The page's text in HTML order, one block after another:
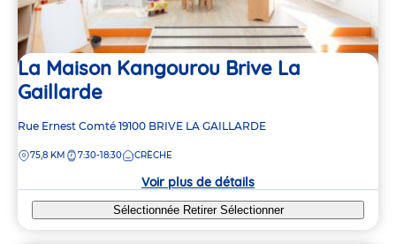
La Maison Kangourou Brive La
Gaillarde
Adresse
la
Rue Ernest Comté 19100 BRIVE LA GAILLARDE
DISTANCE
75,8 KM 7:30-18:30 CRÈCHE
Voir plus de détails
Sélectionnée Retirer Sélectionner